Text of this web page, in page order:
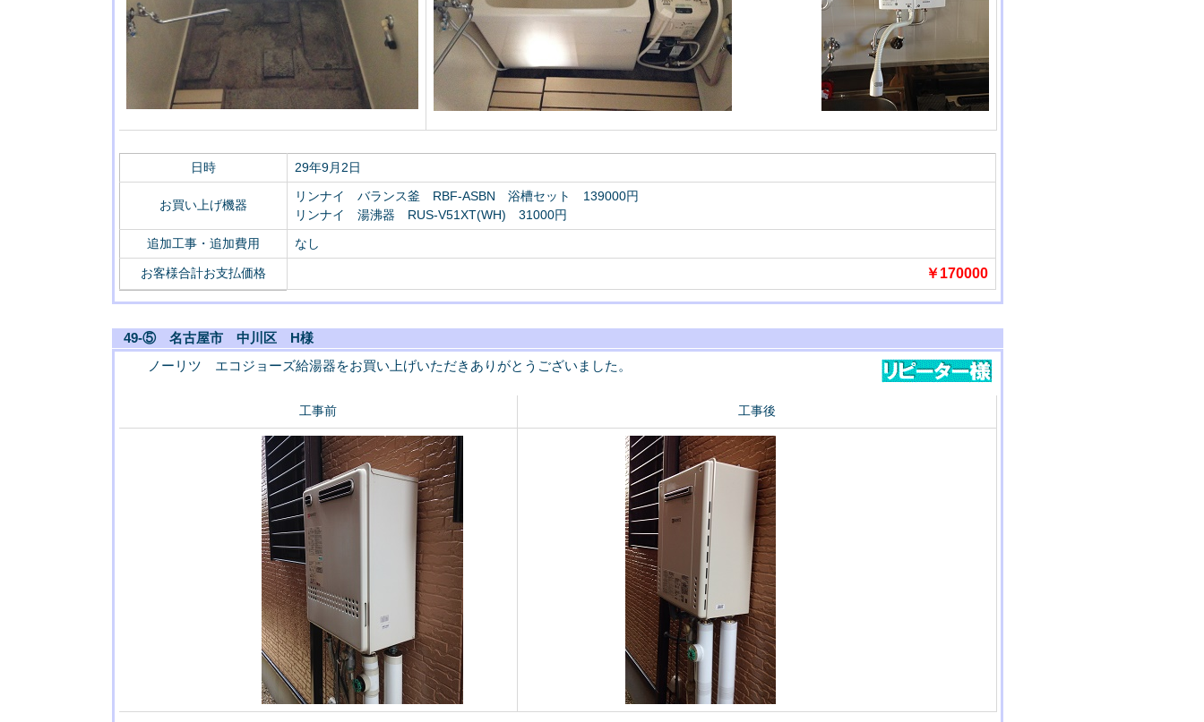
日時 29年9月2日
お買い上げ機器
リンナイ バランス釜 RBF-ASBN 浴槽セット 139000円
リンナイ 湯沸器 RUS-V51XT(WH) 31000円
追加工事・追加費用
なし
お客様合計お支払価格 ￥170000
49-⑤ 名古屋市 中川区 H様
ノーリツ エコジョーズ給湯器をお買い上げいただきありがとうございました。
工事前 工事後